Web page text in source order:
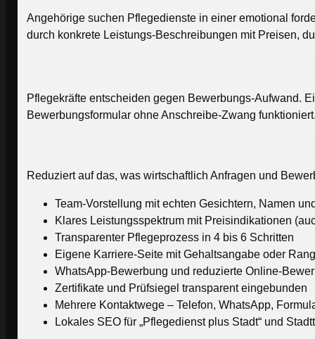
Angehörige suchen Pflegedienste in einer emotional
durch konkrete Leistungs-Beschreibungen mit Preisen,
Pflegekräfte entscheiden gegen Bewerbungs-Aufwand.
Bewerbungsformular ohne Anschreibe-Zwang
Reduziert auf das, was wirtschaftlich Anfragen und
Team-Vorstellung mit echten Gesichtern, Namen
Klares Leistungsspektrum mit Preisindikationen
Transparenter Pflegeprozess in 4 bis 6 Schritten
Eigene Karriere-Seite mit Gehaltsangabe oder
WhatsApp-Bewerbung und reduzierte Online-
Zertifikate und Prüfsiegel transparent eingebunden
Mehrere Kontaktwege – Telefon, WhatsApp,
Lokales SEO für „Pflegedienst plus Stadt“ und